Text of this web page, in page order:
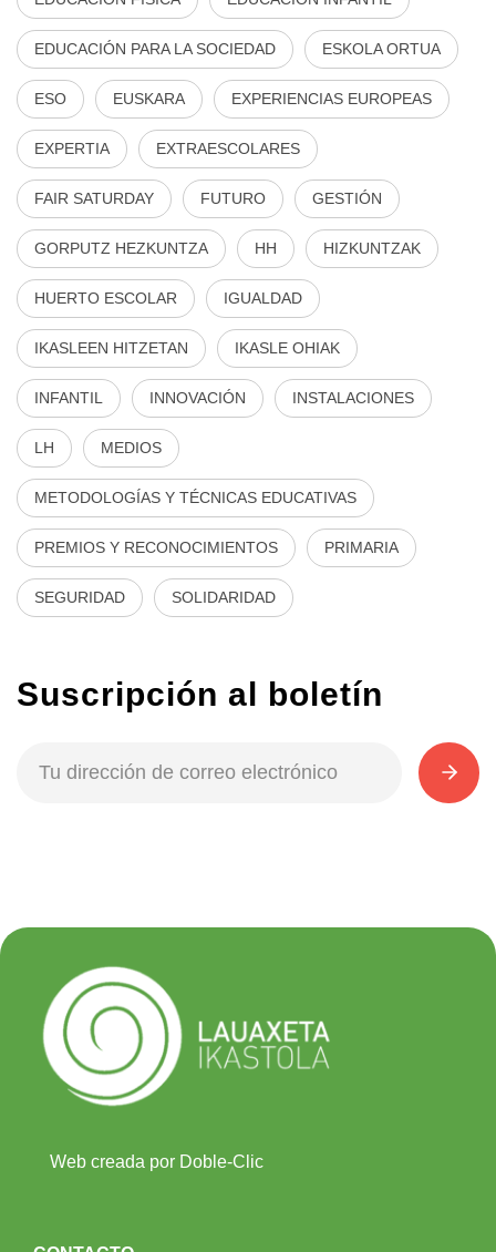
EDUCACIÓN PARA LA SOCIEDAD ESKOLA ORTUA
ESO EUSKARA EXPERIENCIAS EUROPEAS
EXPERTIA EXTRAESCOLARES
FAIR SATURDAY FUTURO GESTIÓN
GORPUTZ HEZKUNTZA HH HIZKUNTZAK
HUERTO ESCOLAR IGUALDAD
IKASLEEN HITZETAN IKASLE OHIAK
INFANTIL INNOVACIÓN INSTALACIONES
LH MEDIOS
METODOLOGÍAS Y TÉCNICAS EDUCATIVAS
PREMIOS Y RECONOCIMIENTOS PRIMARIA
SEGURIDAD SOLIDARIDAD
Suscripción al boletín
Web creada por Doble-Clic